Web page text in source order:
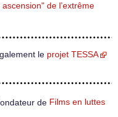
de l’extrême
le projet TESSA
de Films en luttes